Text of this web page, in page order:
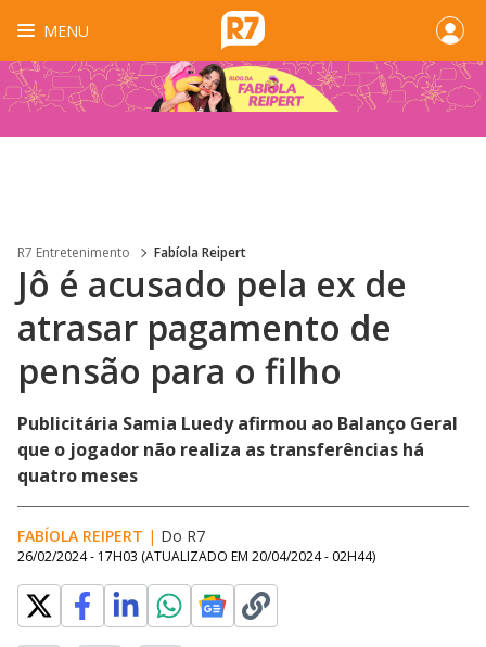
MENU
R7 Entretenimento Fabíola Reipert
Jô é acusado pela ex de
atrasar pagamento de
pensão para o filho
Publicitária Samia Luedy afirmou ao Balanço Geral
que o jogador não realiza as transferências há
quatro meses
FABÍOLA REIPERT | Do R7
26/02/2024 - 17H03 (ATUALIZADO EM 20/04/2024 - 02H44)